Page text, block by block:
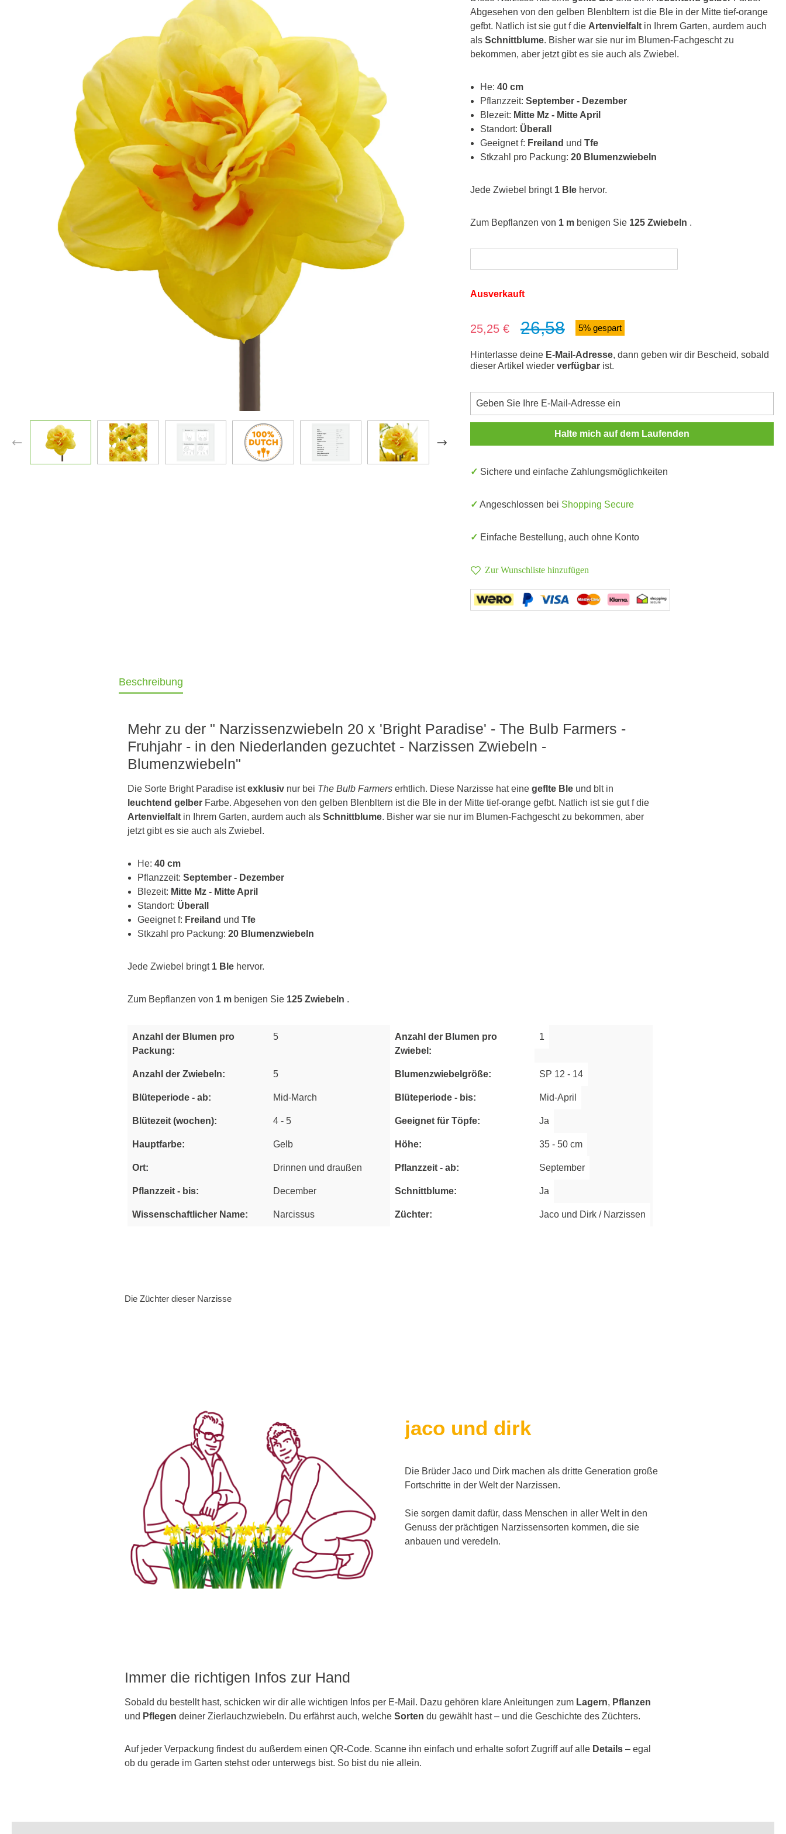
Ausverkauft
Verkaufspreis:
25,25 € 26,58 5% gespart
Hinterlasse deine E-Mail-Adresse, dann geben wir dir Bescheid, sobald
dieser Artikel wieder verfügbarist.
Halte mich auf dem Laufenden
✓ Sichere und einfache Zahlungsmöglichkeiten
✓ Angeschlossen bei Shopping Secure
✓ Einfache Bestellung, auch ohne Konto
Zur Wunschliste hinzufügen
Abgesehen von den gelben Blenbltern ist die Ble in der Mitte tief-orange
gefbt. Natlich ist sie gut f die Artenvielfalt in Ihrem Garten, aurdem auch
als Schnittblume. Bisher war sie nur im Blumen-Fachgescht zu
bekommen, aber jetzt gibt es sie auch als Zwiebel.
He: 40 cm
Pflanzzeit: September - Dezember
Blezeit: Mitte Mz - Mitte April
Standort: Überall
Geeignet f: Freiland und Tfe
Stkzahl pro Packung: 20 Blumenzwiebeln
Jede Zwiebel bringt 1 Blehervor.
Zum Bepflanzen von 1 mbenigen Sie 125 Zwiebeln .
Beschreibung
Mehr zu der " Narzissenzwiebeln 20 x 'Bright Paradise' - The Bulb Farmers -
Fruhjahr - in den Niederlanden gezuchtet - Narzissen Zwiebeln -
Blumenzwiebeln"
Die Sorte Bright Paradise istexklusiv nur bei The Bulb Farmers erhtlich. Diese Narzisse hat eine geflte Ble und blt in
leuchtend gelber Farbe. Abgesehen von den gelben Blenbltern ist die Ble in der Mitte tief-orange gefbt. Natlich ist sie gut f die
Artenvielfalt in Ihrem Garten, aurdem auch als Schnittblume. Bisher war sie nur im Blumen-Fachgescht zu bekommen, aber
jetzt gibt es sie auch als Zwiebel.
He: 40 cm
Pflanzzeit: September - Dezember
Blezeit: Mitte Mz - Mitte April
Standort: Überall
Geeignet f: Freiland und Tfe
Stkzahl pro Packung: 20 Blumenzwiebeln
Jede Zwiebel bringt 1 Ble hervor.
Zum Bepflanzen von 1 m benigen Sie 125 Zwiebeln .
Anzahl der Blumen pro
Packung:
5
Anzahl der Blumen pro
Zwiebel:
1
Anzahl der Zwiebeln: 5 Blumenzwiebelgröße: SP 12 - 14
Blüteperiode - ab: Mid-March Blüteperiode - bis: Mid-April
Blütezeit (wochen): 4 - 5 Geeignet für Töpfe: Ja
Hauptfarbe: Gelb Höhe: 35 - 50 cm
Ort: Drinnen und draußen Pflanzzeit - ab: September
Pflanzzeit - bis: December Schnittblume: Ja
Wissenschaftlicher Name: Narcissus Züchter: Jaco und Dirk / Narzissen
Die Züchter dieser Narzisse
jaco und dirk
Die Brüder Jaco und Dirk machen als dritte Generation große
Fortschritte in der Welt der Narzissen.
Sie sorgen damit dafür, dass Menschen in aller Welt in den
Genuss der prächtigen Narzissensorten kommen, die sie
anbauen und veredeln.
Immer die richtigen Infos zur Hand
Sobald du bestellt hast, schicken wir dir alle wichtigen Infos per E-Mail. Dazu gehören klare Anleitungen zum Lagern, Pflanzen
und Pflegen deiner Zierlauchzwiebeln. Du erfährst auch, welche Sorten du gewählt hast – und die Geschichte des Züchters.
Auf jeder Verpackung findest du außerdem einen QR-Code. Scanne ihn einfach und erhalte sofort Zugriff auf alle Details – egal
ob du gerade im Garten stehst oder unterwegs bist. So bist du nie allein.
Trage hier deine E-Mail-Adresse ein und erhalte10% Willkommensrabatt.
Erhalte eine ordentliche Portion Inspiration und Tipps von unseren Bauern.
Anmelden